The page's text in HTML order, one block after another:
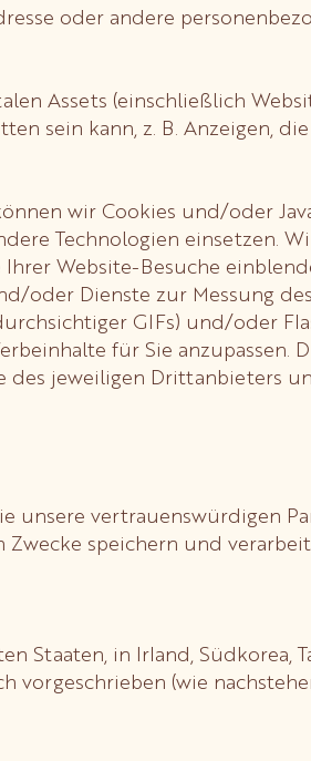
oder andere
Assets (einschließlich
sein kann, z. B. Anzeigen,
wir Cookies und/oder
Technologien einsetzen.
Website-Besuche
oder Dienste zur Messung
GIFs) und/oder
für Sie anzupassen.
jeweiligen Drittanbieters
unsere vertrauenswürdigen
speichern und
Staaten, in Irland, Südkorea,
vorgeschrieben (wie